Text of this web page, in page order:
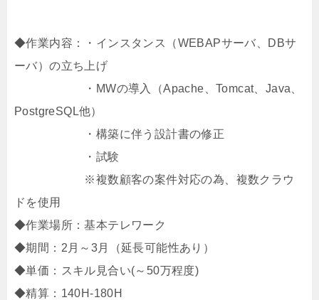
◆作業内容：・インスタンス（WEBAPサーバ、DBサ
ーバ）の立ち上げ
・MWの導入（Apache、Tomcat、Java、
PostgreSQL他）
・構築に伴う設計書の修正
・試験
※複数顧客の案件対応の為、複数クラウ
ドを使用
◆作業場所：基本テレワーク
◆期間：2月～3月（延長可能性あり）
◆単価：スキル見合い(～50万程度)
◆精算：140H-180H